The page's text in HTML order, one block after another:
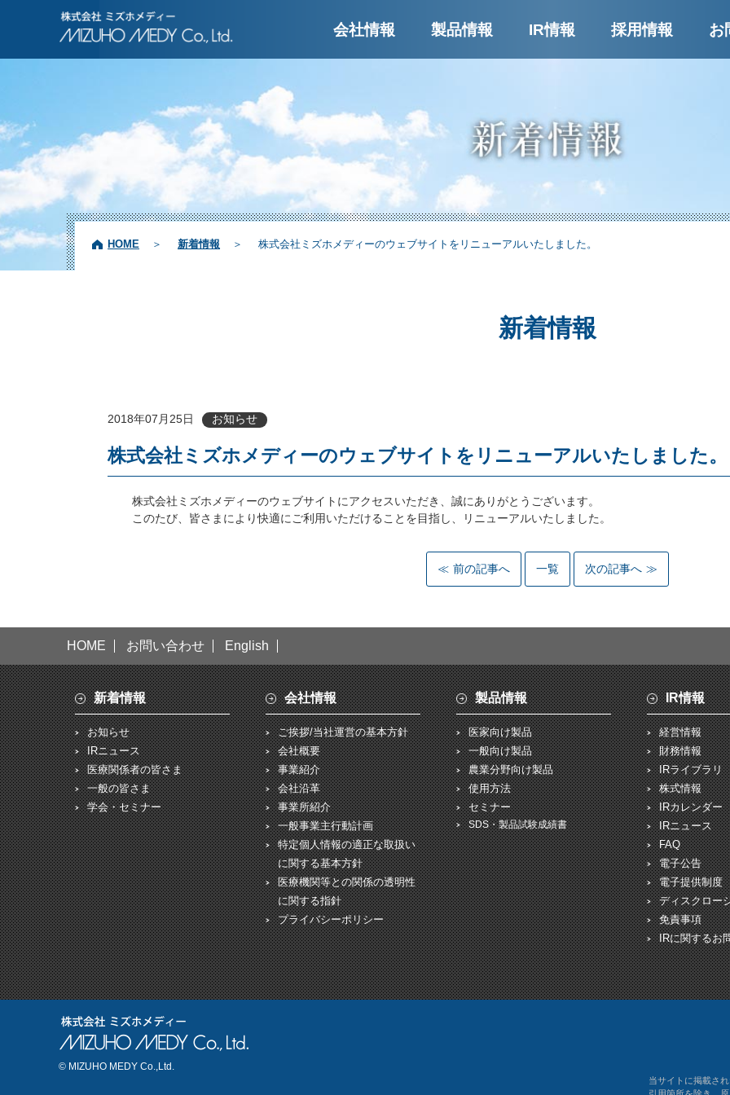
会社情報 製品情報 IR情報 採用情報 お
HOME 新着情報 株式会社ミズホメディーのウェブサイトをリニューアルいたしました。
新着情報
2018年07月25日 お知らせ
株式会社ミズホメディーのウェブサイトをリニューアルいたしました。
株式会社ミズホメディーのウェブサイトにアクセスいただき、誠にありがとうございます。
このたび、皆さまにより快適にご利用いただけることを目指し、リニューアルいたしました。
前の記事へ 一覧 次の記事へ
HOME お問い合わせ English
新着情報
お知らせ
IRニュース
医療関係者の皆さま
一般の皆さま
学会・セミナー
会社情報
ご挨拶/当社運営の基本方針
会社概要
事業紹介
会社沿革
事業所紹介
一般事業主行動計画
特定個人情報の適正な取扱い
に関する基本方針
医療機関等との関係の透明性
に関する指針
プライバシーポリシー
製品情報
医家向け製品
一般向け製品
農業分野向け製品
使用方法
セミナー
SDS・製品試験成績書
IR情報
経営情報
財務情報
IRライブラリ
株式情報
IRカレンダー
IRニュース
FAQ
電子公告
電子提供制度
ディスクロー
免責事項
IRに関するお
© MIZUHO MEDY Co.,Ltd.
当サイトに掲載さ